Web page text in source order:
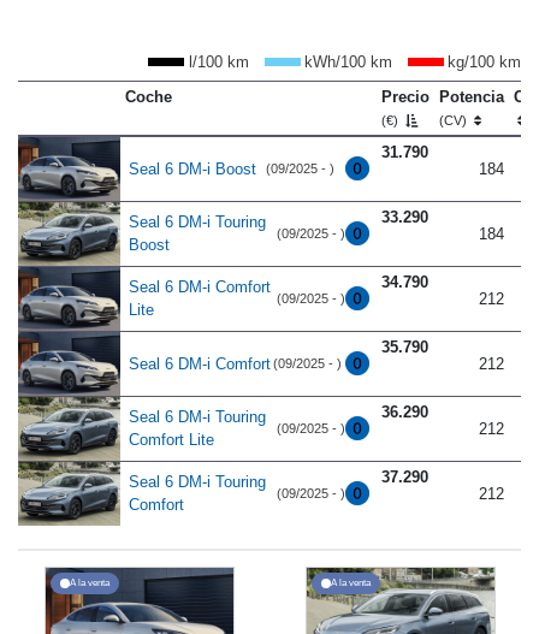
l/100 km kWh/100 km
kg/100 km
Coche
Precio
(€)
Potencia
(CV)
Seal 6 DM-i Boost (09/2025 - )
31.790
184
Seal 6 DM-i Touring
Boost
(09/2025 - )
33.290
184
Seal 6 DM-i Comfort
Lite
(09/2025 - )
34.790
212
Seal 6 DM-i Comfort (09/2025 - )
35.790
212
Seal 6 DM-i Touring
Comfort Lite
(09/2025 - )
36.290
212
Seal 6 DM-i Touring
Comfort
(09/2025 - )
37.290
212
A la venta A la venta